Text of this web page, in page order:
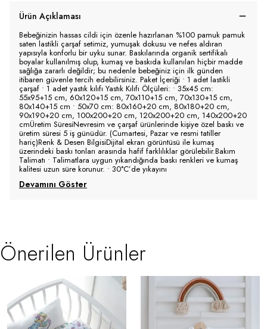
Ürün Açıklaması
Bebeğinizin hassas cildi için özenle hazırlanan %100 pamuk pamuk
saten lastikli çarşaf setimiz, yumuşak dokusu ve nefes aldıran
yapısıyla konforlu bir uyku sunar. Baskılarında organik sertifikalı
boyalar kullanılmış olup, kumaş ve baskıda kullanılan hiçbir madde
sağlığa zararlı değildir; bu nedenle bebeğiniz için ilk günden
itibaren güvenle tercih edebilirsiniz. Paket İçeriği • 1 adet lastikli
çarşaf • 1 adet yastık kılıfı Yastık Kılıfı Ölçüleri: • 35x45 cm:
55x95+15 cm, 60x120+15 cm, 70x110+15 cm, 70x130+15 cm,
80x140+15 cm • 50x70 cm: 80x160+20 cm, 80x180+20 cm,
90x190+20 cm, 100x200+20 cm, 120x200+20 cm, 140x200+20
cmÜretim SüresiNevresim ve çarşaf ürünlerinde kişiye özel baskı ve
üretim süresi 5 iş günüdür. (Cumartesi, Pazar ve resmi tatiller
hariç)Renk & Desen BilgisiDijital ekran görüntüsü ile kumaş
üzerindeki baskı tonları arasında hafif farklılıklar görülebilir.Bakım
Talimatı • Talimatlara uygun yıkandığında baskı renkleri ve kumaş
kalitesi uzun süre korunur. • 30°C’de yıkayını
Devamını Göster
Önerilen Ürünler